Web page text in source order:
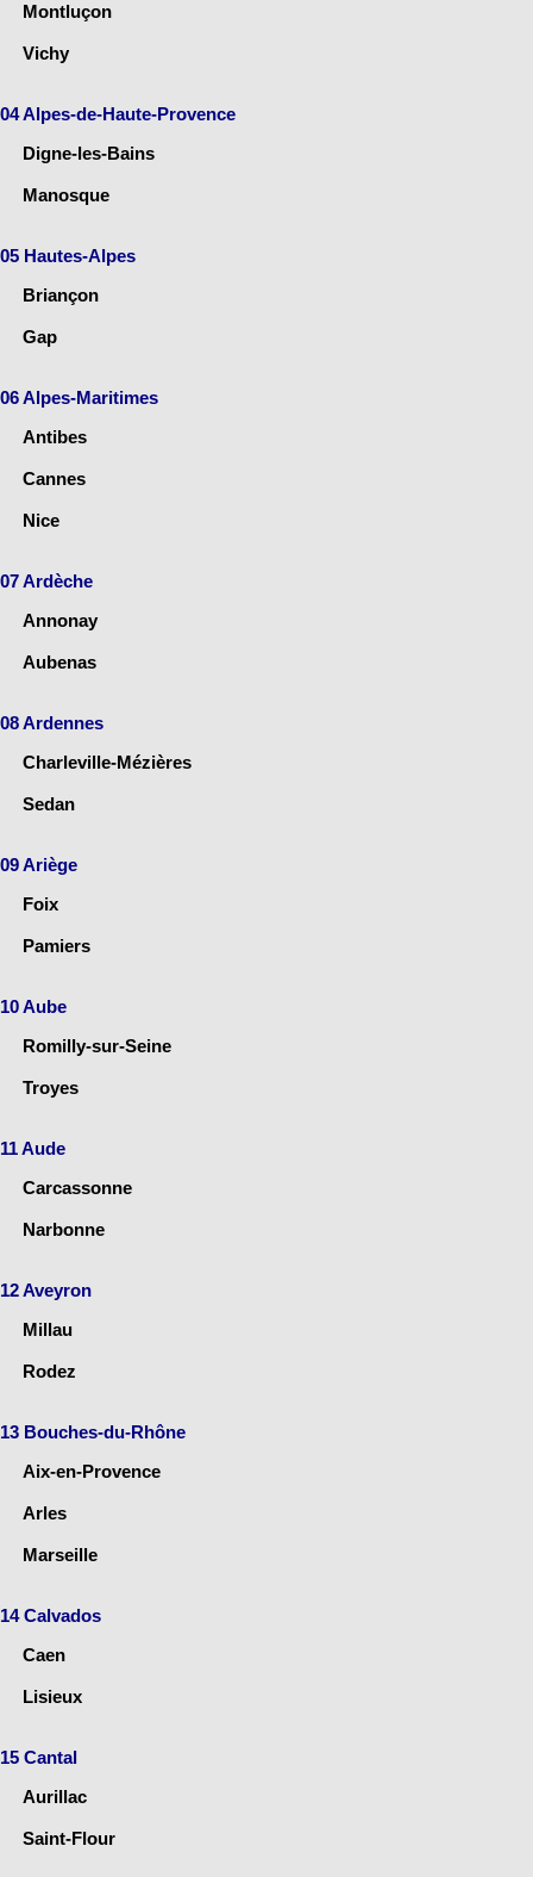
Montluçon
Vichy
04 Alpes-de-Haute-Provence
Digne-les-Bains
Manosque
05 Hautes-Alpes
Briançon
Gap
06 Alpes-Maritimes
Antibes
Cannes
Nice
07 Ardèche
Annonay
Aubenas
08 Ardennes
Charleville-Mézières
Sedan
09 Ariège
Foix
Pamiers
10 Aube
Romilly-sur-Seine
Troyes
11 Aude
Carcassonne
Narbonne
12 Aveyron
Millau
Rodez
13 Bouches-du-Rhône
Aix-en-Provence
Arles
Marseille
14 Calvados
Caen
Lisieux
15 Cantal
Aurillac
Saint-Flour